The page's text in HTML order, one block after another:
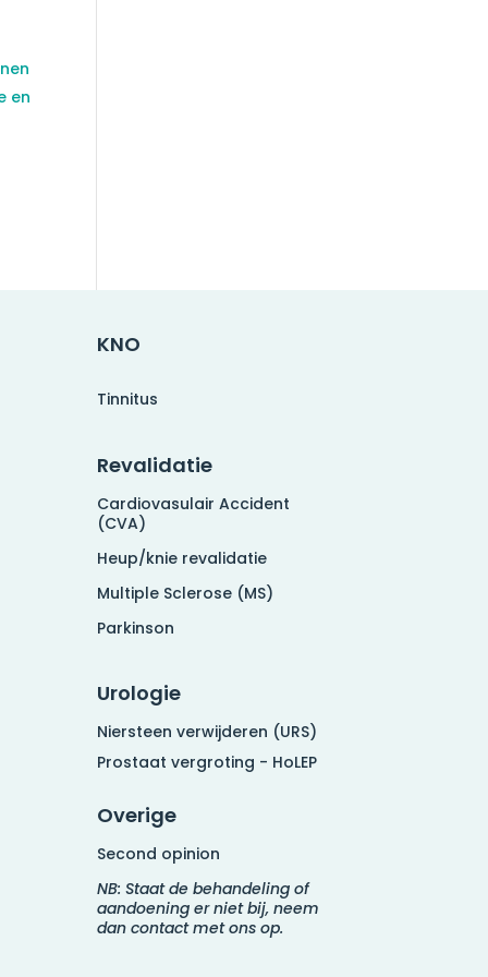
en
KNO
Tinnitus
Revalidatie
Cardiovasulair Accident
(CVA)
Heup/knie revalidatie
Multiple Sclerose (MS)
Parkinson
Urologie
Niersteen verwijderen (URS)
Prostaat vergroting - HoLEP
Overige
Second opinion
NB: Staat de behandeling of
aandoening er niet bij, neem
dan contact met ons op.